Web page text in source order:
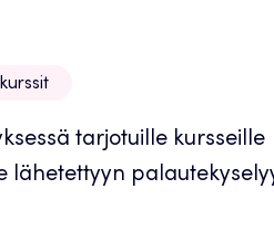
tarjotuille kursseille
lähetettyyn